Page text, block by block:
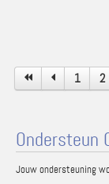
1 2
Ondersteun
Jouw ondersteuning